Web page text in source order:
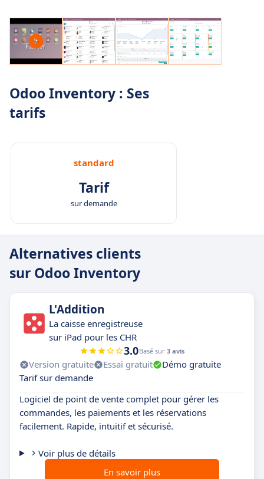
Odoo Inventory : Ses
tarifs
standard
Tarif
sur demande
Alternatives clients
sur Odoo Inventory
L'Addition
La caisse enregistreuse
sur iPad pour les CHR
3.0Basé sur 3 avis
Version gratuite Essai gratuit
Démo gratuite
Tarif sur demande
Logiciel de point de vente complet pour gérer les
commandes, les paiements et les réservations
facilement. Rapide, intuitif et sécurisé.
Voir plus de détails
En savoir plus